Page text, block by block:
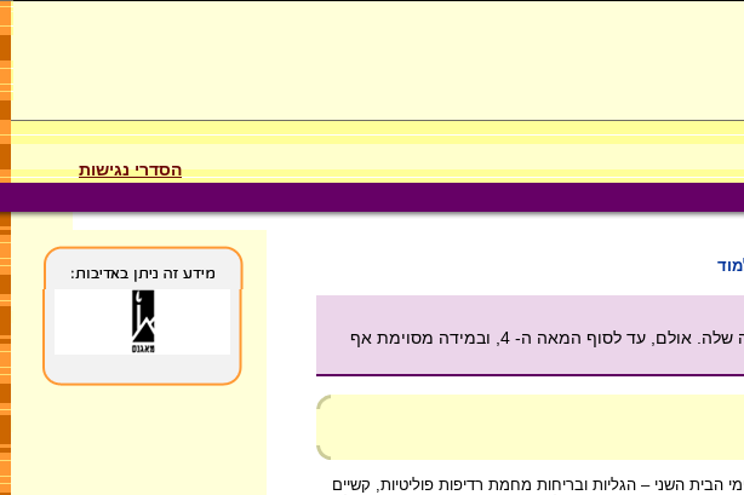
הסדרי נגישות
על התרחבות התפוצה היהודית לאחר חורבן הבית השני. במיוחד עולה מעמדה של היהדות בבבל ומוסדות ההנהגה שלה. אולם, עד לסוף המאה ה- 4, ובמידה מסוימת אף
הבית השני – הגליות ובריחות מחמת רדיפות פוליטיות, קשיים